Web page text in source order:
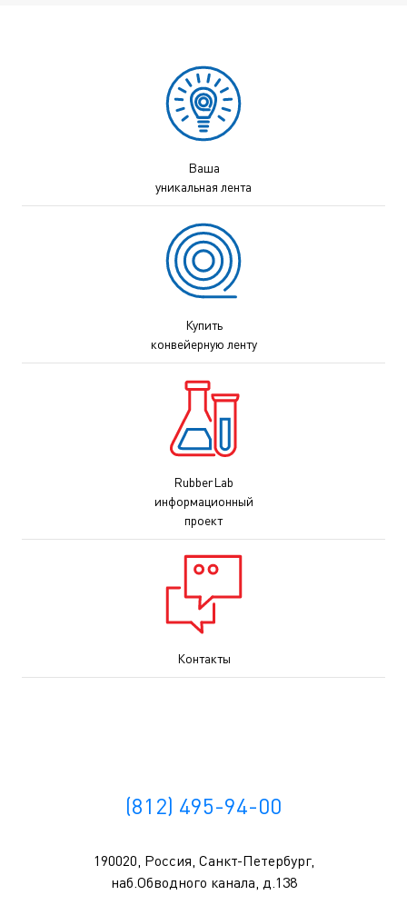
Ваша
уникальная лента
Купить
конвейерную ленту
RubberLab
информационный
проект
Контакты
(812) 495-94-00
190020, Россия, Санкт-Петербург,
наб.Обводного канала, д.138